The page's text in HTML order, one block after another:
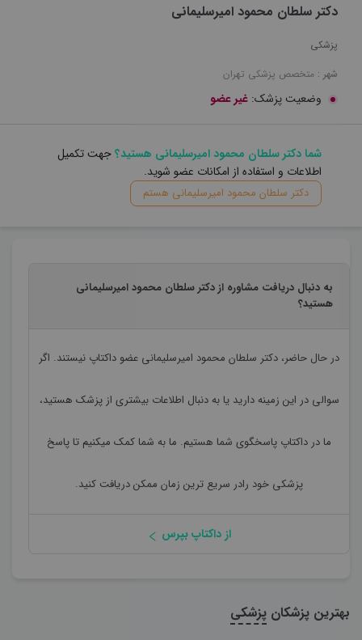
دکتر سلطان محمود امیرسلیمانی
پزشکی
شهر : متخصص پزشکی تهران
وضعیت پزشک: غیر عضو
شما دکتر سلطان محمود امیرسلیمانی هستید؟جهت تکمیل
اطلاعات و استفاده از امکانات عضو شوید.
دکتر سلطان محمود امیرسلیمانی هستم
به دنبال دریافت مشاوره از دکتر سلطان محمود امیرسلیمانی
هستید؟
در حال حاضر، دکتر سلطان محمود امیرسلیمانی عضو داکتاپ نیستند. اگر
سوالی در این زمینه دارید یا به دنبال اطلاعات بیشتری از پزشک هستید،
ما در داکتاپ پاسخگوی شما هستیم. ما به شما کمک میکنیم تا پاسخ
پزشکی خود رادر سریع ترین زمان ممکن دریافت کنید.
از داکتاپ بپرس
بهترین پزشکان پزشکی